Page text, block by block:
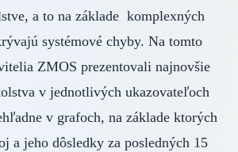
a to na základe komplexných
systémové chyby. Na tomto
ZMOS prezentovali najnovšie
v jednotlivých ukazovateľoch
v grafoch, na základe ktorých
a jeho dôsledky za posledných 15